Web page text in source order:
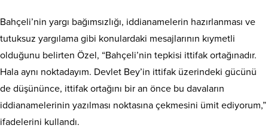
Bahçeli’nin yargı bağımsızlığı, iddianamelerin hazırlanması ve
tutuksuz yargılama gibi konulardaki mesajlarının kıymetli
olduğunu belirten Özel, “Bahçeli’nin tepkisi ittifak ortağınadır.
Hala aynı noktadayım. Devlet Bey’in ittifak üzerindeki gücünü
de düşününce, ittifak ortağını bir an önce bu davaların
iddianamelerinin yazılması noktasına çekmesini ümit ediyorum,”
ifadelerini kullandı.